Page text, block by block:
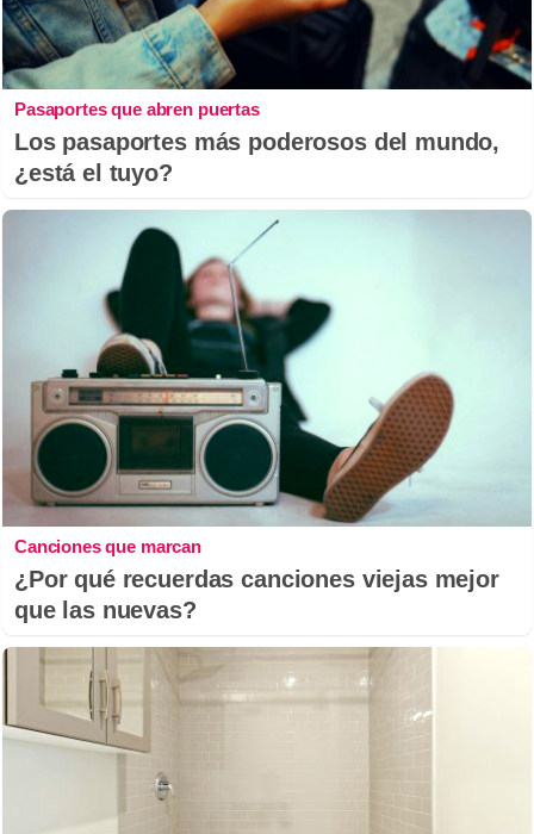
Pasaportes que abren puertas
Los pasaportes más poderosos del mundo,
¿está el tuyo?
Canciones que marcan
¿Por qué recuerdas canciones viejas mejor
que las nuevas?